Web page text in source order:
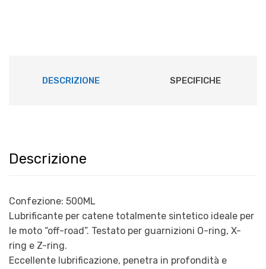
DESCRIZIONE SPECIFICHE
Descrizione
Confezione: 500ML
Lubrificante per catene totalmente sintetico ideale per
le moto “off-road”. Testato per guarnizioni O-ring, X-
ring e Z-ring.
Eccellente lubrificazione, penetra in profondità e